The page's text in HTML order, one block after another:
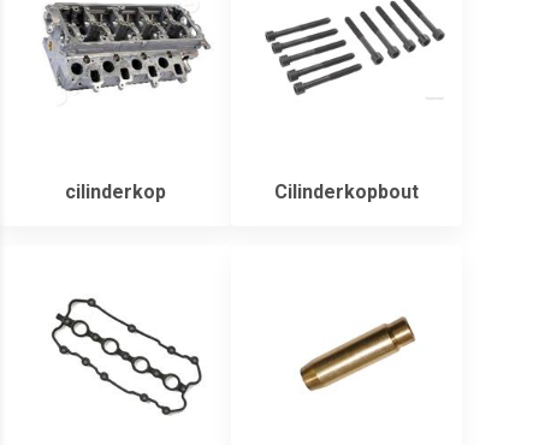
cilinderkop Cilinderkopbout